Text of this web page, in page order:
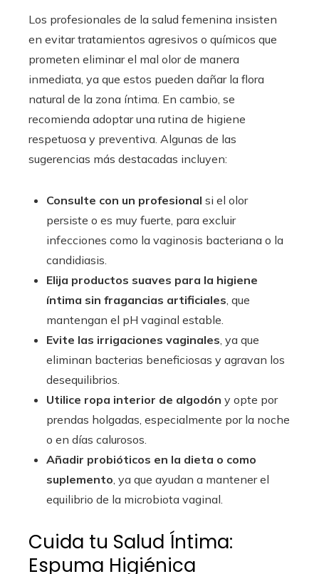
Los profesionales de la salud femenina insisten
en evitar tratamientos agresivos o químicos que
prometen eliminar el mal olor de manera
inmediata, ya que estos pueden dañar la flora
natural de la zona íntima. En cambio, se
recomienda adoptar una rutina de higiene
respetuosa y preventiva. Algunas de las
sugerencias más destacadas incluyen:
Consulte con un profesional si el olor
persiste o es muy fuerte, para excluir
infecciones como la vaginosis bacteriana o la
candidiasis.
Elija productos suaves para la higiene
íntima sin fragancias artificiales, que
mantengan el pH vaginal estable.
Evite las irrigaciones vaginales, ya que
eliminan bacterias beneficiosas y agravan los
desequilibrios.
Utilice ropa interior de algodón y opte por
prendas holgadas, especialmente por la noche
o en días calurosos.
Añadir probióticos en la dieta o como
suplemento, ya que ayudan a mantener el
equilibrio de la microbiota vaginal.
Cuida tu Salud Íntima:
Espuma Higiénica